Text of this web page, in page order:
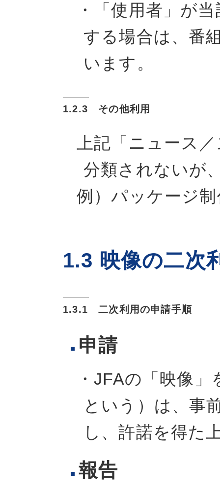
・「使用者」が
する場合は、番
います。
1.2.3 その他利用
上記「ニュース
分類されないが
例）パッケージ
1.3 映像の二次
1.3.1 二次利用の申請手順
申請
・JFAの「映像
という）は、事
し、許諾を得た
報告